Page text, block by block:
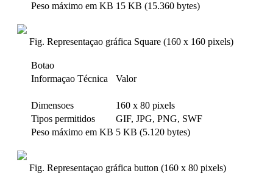
Peso máximo em KB 15 KB (15.360 bytes)
Fig. Representaçao gráfica Square (160 x 160 pixels)
Botao
Informaçao Técnica
Valor
Dimensoes
160 x 80 pixels
Tipos permitidos
GIF, JPG, PNG, SWF
Peso máximo em KB 5 KB (5.120 bytes)
Fig. Representaçao gráfica button (160 x 80 pixels)